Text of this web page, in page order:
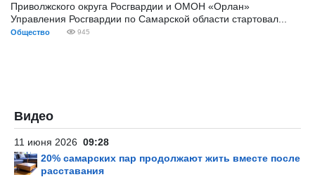
Приволжского округа Росгвардии и ОМОН «Орлан»
Управления Росгвардии по Самарской области стартовал...
Общество 945
Видео
11 июня 2026 09:28
20% самарских пар продолжают жить вместе после
расставания